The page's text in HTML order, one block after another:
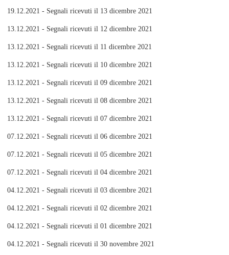
19.12.2021 - Segnali ricevuti il 13 dicembre 2021
13.12.2021 - Segnali ricevuti il 12 dicembre 2021
13.12.2021 - Segnali ricevuti il 11 dicembre 2021
13.12.2021 - Segnali ricevuti il 10 dicembre 2021
13.12.2021 - Segnali ricevuti il 09 dicembre 2021
13.12.2021 - Segnali ricevuti il 08 dicembre 2021
13.12.2021 - Segnali ricevuti il 07 dicembre 2021
07.12.2021 - Segnali ricevuti il 06 dicembre 2021
07.12.2021 - Segnali ricevuti il 05 dicembre 2021
07.12.2021 - Segnali ricevuti il 04 dicembre 2021
04.12.2021 - Segnali ricevuti il 03 dicembre 2021
04.12.2021 - Segnali ricevuti il 02 dicembre 2021
04.12.2021 - Segnali ricevuti il 01 dicembre 2021
04.12.2021 - Segnali ricevuti il 30 novembre 2021